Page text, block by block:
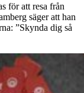
för att resa från
säger att han
”Skynda dig så